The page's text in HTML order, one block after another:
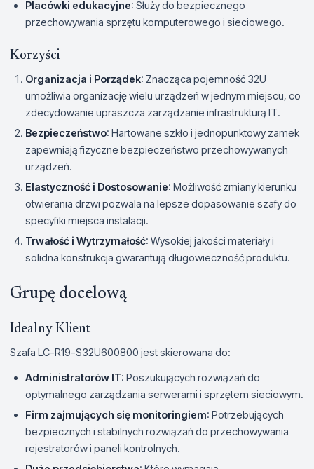
Placówki edukacyjne: Służy do bezpiecznego
przechowywania sprzętu komputerowego i sieciowego.
Korzyści
Organizacja i Porządek: Znacząca pojemność 32U
umożliwia organizację wielu urządzeń w jednym miejscu, co
zdecydowanie upraszcza zarządzanie infrastrukturą IT.
Bezpieczeństwo: Hartowane szkło i jednopunktowy zamek
zapewniają fizyczne bezpieczeństwo przechowywanych
urządzeń.
Elastyczność i Dostosowanie: Możliwość zmiany kierunku
otwierania drzwi pozwala na lepsze dopasowanie szafy do
specyfiki miejsca instalacji.
Trwałość i Wytrzymałość: Wysokiej jakości materiały i
solidna konstrukcja gwarantują długowieczność produktu.
Grupę docelową
Idealny Klient
Szafa LC-R19-S32U600800 jest skierowana do:
Administratorów IT: Poszukujących rozwiązań do
optymalnego zarządzania serwerami i sprzętem sieciowym.
Firm zajmujących się monitoringiem: Potrzebujących
bezpiecznych i stabilnych rozwiązań do przechowywania
rejestratorów i paneli kontrolnych.